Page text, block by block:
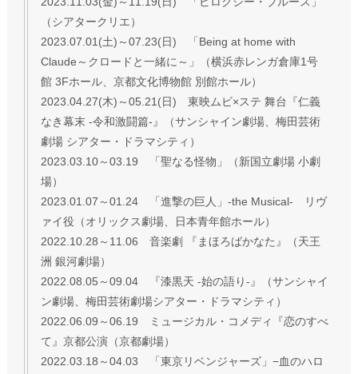
（シアタークリエ）
2023.07.01(土)～07.23(日) 「Being at home with
Claude～クロードと一緒に～」（横浜赤レンガ倉庫1号
館 3Fホール、京都文化博物館 別館ホール）
2023.04.27(木)～05.21(日) 東映ムビ×ステ 舞台『仁義
なき幕末 -令和激闘篇-』（サンシャイン劇場、梅田芸術
劇場 シアター・ドラマシティ）
2023.03.10～03.19 「聖なる怪物」（新国立劇場 小劇
場）
2023.01.07～01.24 「進撃の巨人」-the Musical- リヴ
ァイ役（オリックス劇場、日本青年館ホール）
2022.10.28～11.06 音楽劇 『まほろばかなた』（天王
洲 銀河劇場）
2022.08.05～09.04 『漆黒天 -始の語り-』（サンシャイ
ン劇場、梅田芸術劇場シアター・ドラマシティ）
2022.06.09～06.19 ミュージカル・コメディ『恋のすべ
て』京都公演（京都劇場）
2022.03.18～04.03 「東京リベンジャーズ」−血のハロ